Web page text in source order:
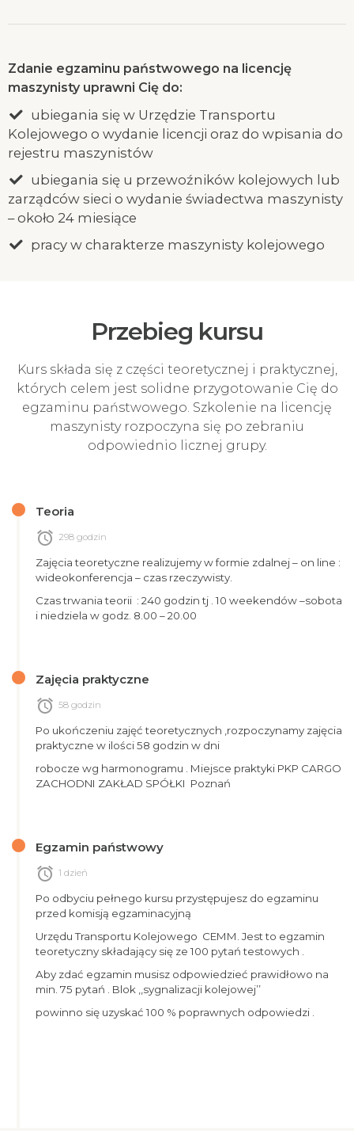
Zdanie egzaminu państwowego na licencję
maszynisty uprawni Cię do:
ubiegania się w Urzędzie Transportu
Kolejowego o wydanie licencji oraz do wpisania do
rejestru maszynistów
ubiegania się u przewoźników kolejowych lub
zarządców sieci o wydanie świadectwa maszynisty
– około 24 miesiące
pracy w charakterze maszynisty kolejowego
Przebieg kursu
Kurs składa się z części teoretycznej i praktycznej,
których celem jest solidne przygotowanie Cię do
egzaminu państwowego. Szkolenie na licencję
maszynisty rozpoczyna się po zebraniu
odpowiednio licznej grupy.
Teoria
alarm 298 godzin
Zajęcia teoretyczne realizujemy w formie zdalnej – on line :
wideokonferencja – czas rzeczywisty.
Czas trwania teorii : 240 godzin tj . 10 weekendów –sobota
i niedziela w godz. 8.00 – 20.00
Zajęcia praktyczne
alarm 58 godzin
Po ukończeniu zajęć teoretycznych ,rozpoczynamy zajęcia
praktyczne w ilości 58 godzin w dni
robocze wg harmonogramu . Miejsce praktyki PKP CARGO
ZACHODNI ZAKŁAD SPÓŁKI Poznań
Egzamin państwowy
alarm 1 dzień
Po odbyciu pełnego kursu przystępujesz do egzaminu
przed komisją egzaminacyjną
Urzędu Transportu Kolejowego CEMM. Jest to egzamin
teoretyczny składający się ze 100 pytań testowych .
Aby zdać egzamin musisz odpowiedzieć prawidłowo na
min. 75 pytań . Blok ,,sygnalizacji kolejowej’’
powinno się uzyskać 100 % poprawnych odpowiedzi .